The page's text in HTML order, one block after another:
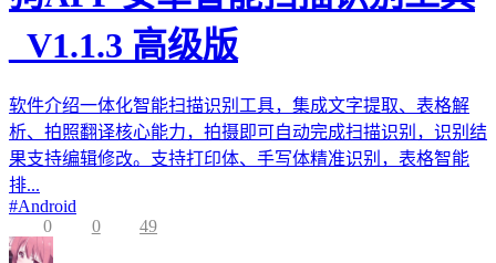
_V1.1.3 高级版
软件介绍一体化智能扫描识别工具，集成文字提取、表格解
析、拍照翻译核心能力，拍摄即可自动完成扫描识别，识别结
果支持编辑修改。支持打印体、手写体精准识别，表格智能
排...
#Android
0
0 49